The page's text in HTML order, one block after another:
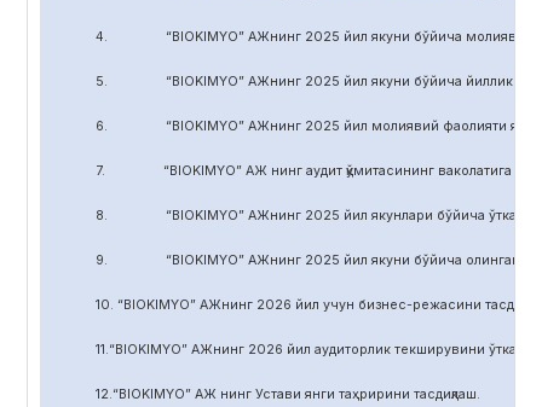
4. “BIOKIMYO” АЖнинг 2025 йил якуни бўйича молиявий-
5. “BIOKIMYO” АЖнинг 2025 йил якуни бўйича йиллик
6. “BIOKIMYO” АЖнинг 2025 йил молиявий фаолияти якуни
7. “BIOKIMYO” АЖ нинг аудит қўмитасининг ваколатига
8. “BIOKIMYO” АЖнинг 2025 йил якунлари бўйича
9. “BIOKIMYO” АЖнинг 2025 йил якуни бўйича олинган соф
10. “BIOKIMYO” АЖнинг 2026 йил учун бизнес-режасини
11.“BIOKIMYO” АЖнинг 2026 йил аудиторлик текширувини
12.“BIOKIMYO” АЖ нинг Устави янги таҳририни тасдиқлаш.